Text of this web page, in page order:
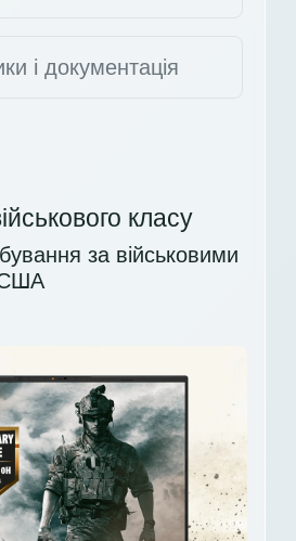
і документація
класу
за військовими
США